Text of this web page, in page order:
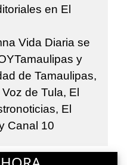
en El
Vida Diaria se
y
de Tamaulipas,
de Tula, El
El
Canal 10